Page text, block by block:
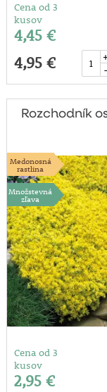
Cena od 3
kusov
4,45 €
4,95 €
+
-
Rozchodník
Medonosná
rastlina
Množstevná
zľava
Cena od 3
kusov
2,95 €